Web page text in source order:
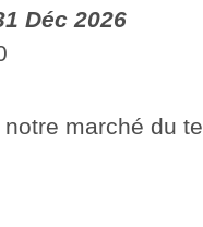
Déc 2026
marché du